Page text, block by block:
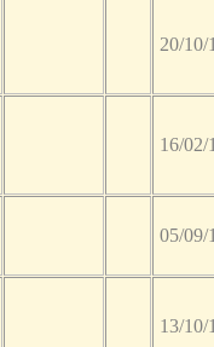
20/10/
16/02/
05/09/
13/10/